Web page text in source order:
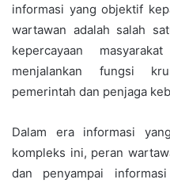
informasi yang objektif
wartawan adalah salah
kepercayaan
menjalankan fungsi
pemerintah dan penjaga
Dalam era informasi
kompleks ini, peran
dan penyampai